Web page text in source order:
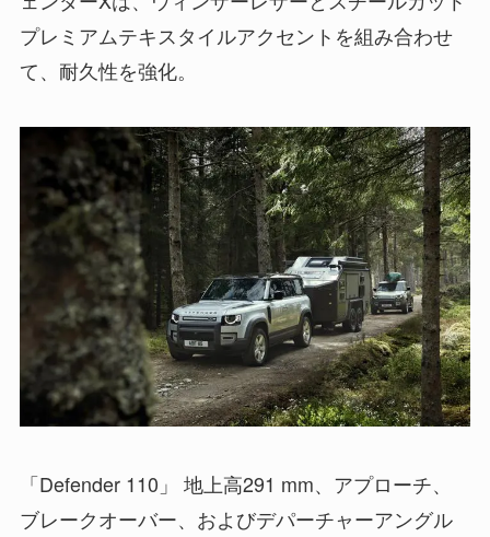
プレミアムテキスタイルアクセントを組み合わせ
て、耐久性を強化。
「Defender 110」 地上高291 mm、アプローチ、
ブレークオーバー、およびデパーチャーアングル